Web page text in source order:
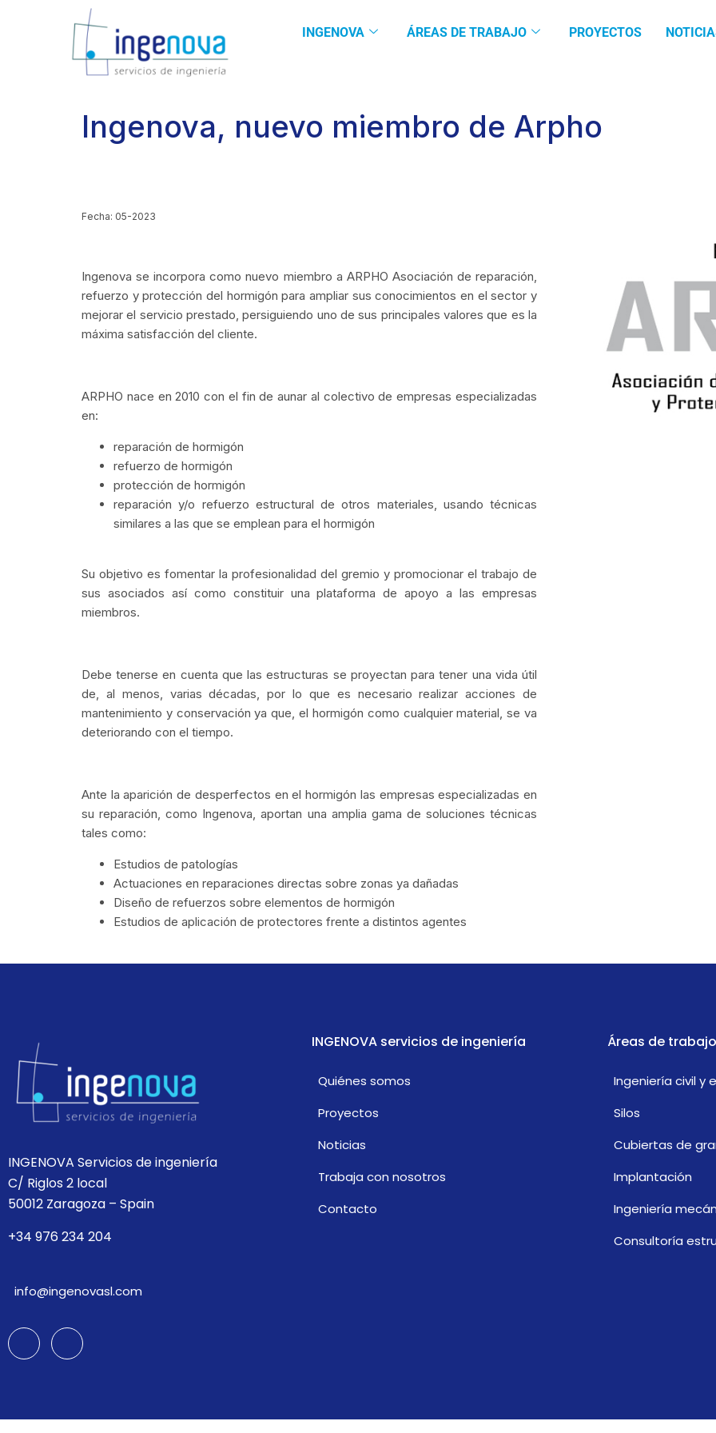
INGENOVA ÁREAS DE TRABAJO PROYECTOS
Ingenova, nuevo miembro de Arpho
Fecha: 05-2023
Ingenova se incorpora como nuevo miembro a ARPHO Asociación de reparación,
refuerzo y protección del hormigón para ampliar sus conocimientos en el sector y
mejorar el servicio prestado, persiguiendo uno de sus principales valores que es la
máxima satisfacción del cliente.
ARPHO nace en 2010 con el fin de aunar al colectivo de empresas especializadas
en:
reparación de hormigón
refuerzo de hormigón
protección de hormigón
reparación y/o refuerzo estructural de otros materiales, usando técnicas
similares a las que se emplean para el hormigón
Su objetivo es fomentar la profesionalidad del gremio y promocionar el trabajo de
sus asociados así como constituir una plataforma de apoyo a las empresas
miembros.
Debe tenerse en cuenta que las estructuras se proyectan para tener una vida útil
de, al menos, varias décadas, por lo que es necesario realizar acciones de
mantenimiento y conservación ya que, el hormigón como cualquier material, se va
deteriorando con el tiempo.
Ante la aparición de desperfectos en el hormigón las empresas especializadas en
su reparación, como Ingenova, aportan una amplia gama de soluciones técnicas
tales como:
Estudios de patologías
Actuaciones en reparaciones directas sobre zonas ya dañadas
Diseño de refuerzos sobre elementos de hormigón
Estudios de aplicación de protectores frente a distintos agentes
INGENOVA Servicios de ingeniería
C/ Riglos 2 local
50012 Zaragoza – Spain
+34 976 234 204
info@ingenovasl.com
INGENOVA servicios de ingeniería
Quiénes somos
Proyectos
Noticias
Trabaja con nosotros
Contacto
Áreas de trabajo
Ingeniería civil y
Silos
Cubiertas de
Implantación
Ingeniería
Consultoría